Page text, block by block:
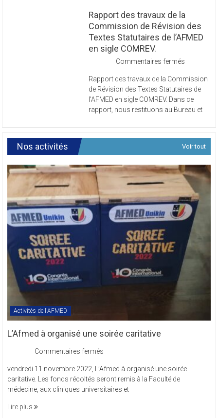
Rapport des travaux de la
Commission de Révision des
Textes Statutaires de l’AFMED
en sigle COMREV.
Commentaires fermés
des
travaux
de
la
de
Révision
Textes
Statutaires
de
l’AFMED
en
sigle
COMREV.
Rapport des travaux de la Commission
de Révision des Textes Statutaires de
l’AFMED en sigle COMREV. Dans ce
rapport, nous restituons au Bureau et
Nos activités Voir tout
Activités de l'AFMED
L’Afmed à organisé une soirée caritative
Commentaires fermés
à
organisé
une
vendredi 11 novembre 2022, L’Afmed à organisé une soirée
caritative. Les fonds récoltés seront remis à la Faculté de
médecine, aux cliniques universitaires et
Lire plus